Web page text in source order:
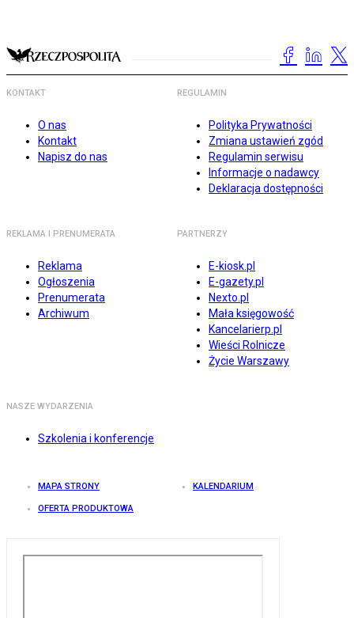
KONTAKT
O nas
Kontakt
Napisz do nas
REGULAMIN
Polityka Prywatności
Zmiana ustawień zgód
Regulamin serwisu
Informacje o nadawcy
Deklaracja dostępności
REKLAMA I PRENUMERATA
Reklama
Ogłoszenia
Prenumerata
Archiwum
PARTNERZY
E-kiosk.pl
E-gazety.pl
Nexto.pl
Mała księgowość
Kancelarierp.pl
Wieści Rolnicze
Życie Warszawy
NASZE WYDARZENIA
Szkolenia i konferencje
MAPA STRONY KALENDARIUM
OFERTA PRODUKTOWA